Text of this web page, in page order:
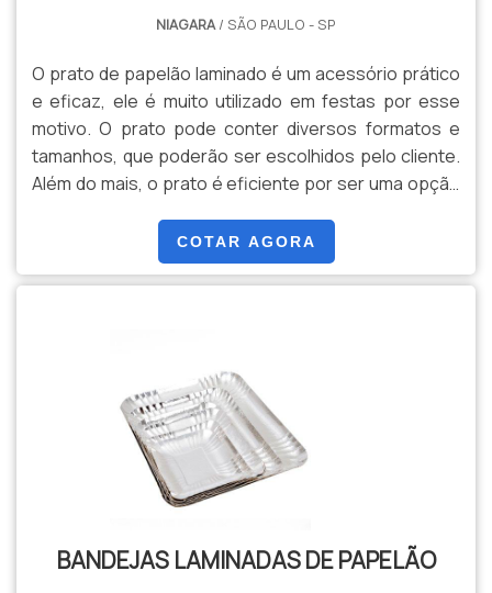
NIAGARA/ SÃO PAULO - SP
O prato de papelão laminado é um acessório prático
e eficaz, ele é muito utilizado em festas por esse
motivo. O prato pode conter diversos formatos e
tamanhos, que poderão ser escolhidos pelo cliente.
Além do mais, o prato é eficiente por ser uma opção
matérias-primas recicláveis, que são muito
importantes para o meio ambiente e para a
sustentabilidade.O PRODUTO GARANTE LEVEZA E
COTAR AGORA
BANDEJAS LAMINADAS DE PAPELÃO